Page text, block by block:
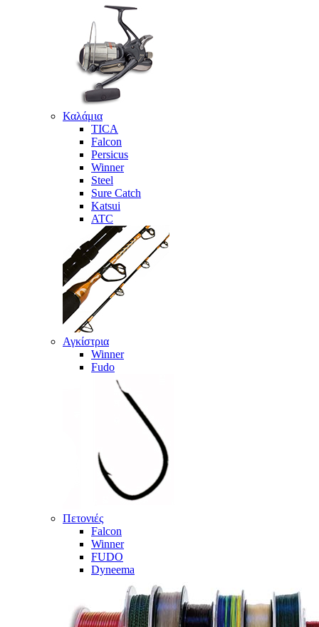
Καλάμια
TICA
Falcon
Persicus
Winner
Steel
Sure Catch
Katsui
ATC
Αγκίστρια
Winner
Fudo
Πετονιές
Falcon
Winner
FUDO
Dyneema